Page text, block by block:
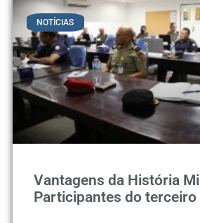
NOTÍCIAS
Vantagens da História
Participantes do terceiro